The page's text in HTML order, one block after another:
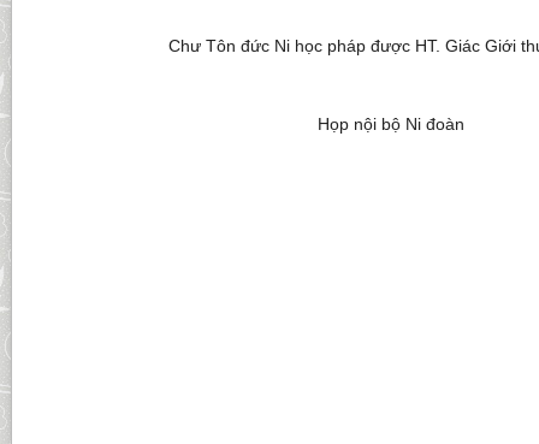
Chư Tôn đức Ni học pháp được HT. Giác Giới
Họp nội bộ Ni đoàn